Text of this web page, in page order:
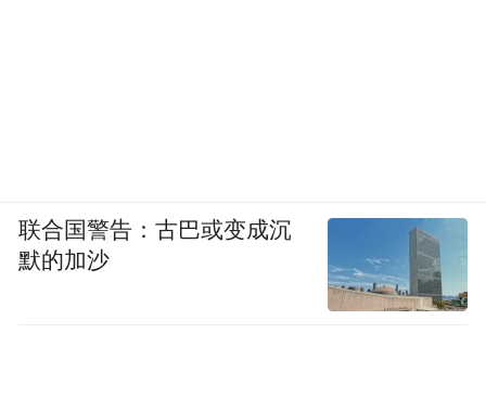
联合国警告：古巴或变成沉
默的加沙